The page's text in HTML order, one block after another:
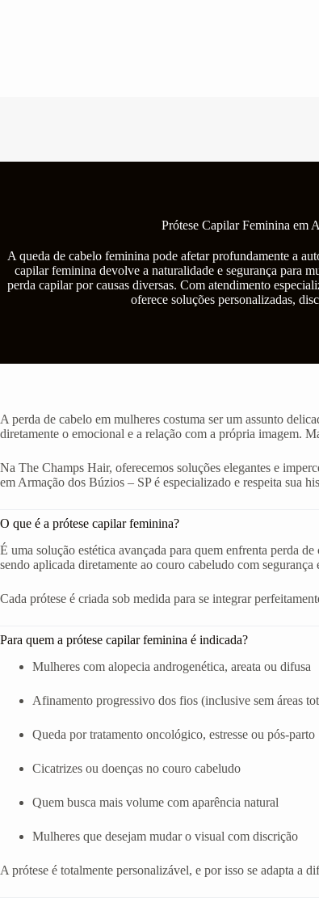
Prótese Capilar Feminina em
A queda de cabelo feminina pode afetar profundamente a
capilar feminina devolve a naturalidade e segurança para
perda capilar por causas diversas. Com atendimento
oferece soluções personalizadas,
A perda de cabelo em mulheres costuma ser um assunto
diretamente o emocional e a relação com a própria imagem.
Na The Champs Hair, oferecemos soluções elegantes e
em Armação dos Búzios – SP é especializado e respeita sua
O que é a prótese capilar feminina?
É uma solução estética avançada para quem enfrenta perda
sendo aplicada diretamente ao couro cabeludo com segurança
Cada prótese é criada sob medida para se integrar
Para quem a prótese capilar feminina é indicada?
Mulheres com alopecia androgenética, areata ou difusa
Afinamento progressivo dos fios (inclusive sem áreas
Queda por tratamento oncológico, estresse ou pós-parto
Cicatrizes ou doenças no couro cabeludo
Quem busca mais volume com aparência natural
Mulheres que desejam mudar o visual com discrição
A prótese é totalmente personalizável, e por isso se adapta a